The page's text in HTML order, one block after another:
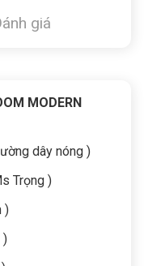
giá
MODERN
dây nóng )
Trọng )
)
)